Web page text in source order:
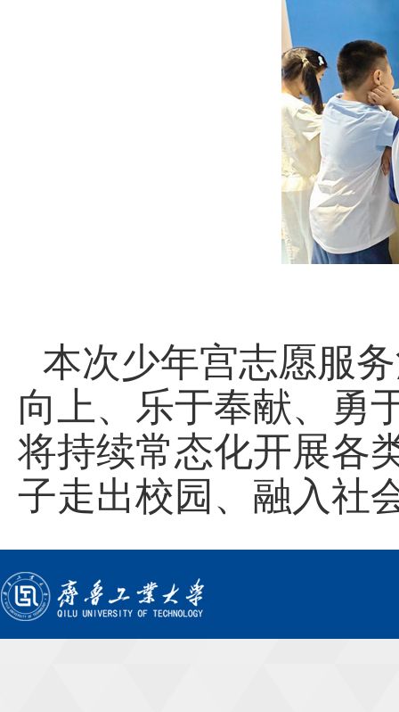
本次少年宫志愿服
向上、乐于奉献、勇
将持续常态化开展各
子走出校园、融入社